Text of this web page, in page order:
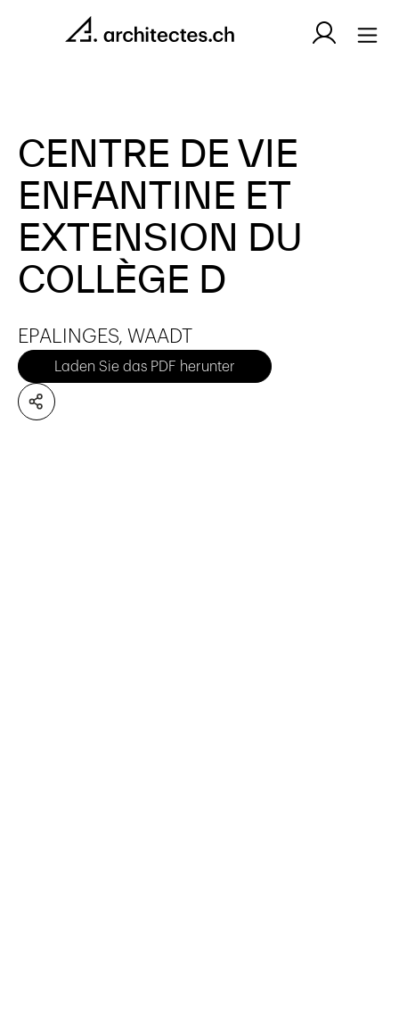
CENTRE DE VIE
ENFANTINE ET
EXTENSION DU
COLLÈGE D
EPALINGES, WAADT
Laden Sie das PDF herunter